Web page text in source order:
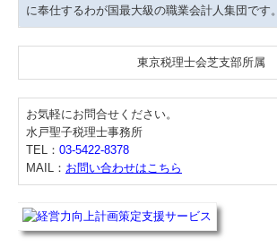
に奉仕するわが国最大級の職業会計人集団です。
東京税理士会芝支部所属
お気軽にお問合せください。
水戸聖子税理士事務所
TEL： 03-5422-8378
MAIL： お問い合わせはこちら